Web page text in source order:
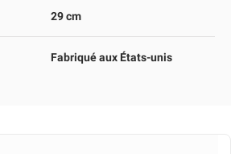
29 cm
Fabriqué aux États-unis